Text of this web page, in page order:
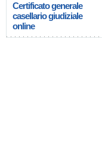
Certificato generale
casellario giudiziale
online